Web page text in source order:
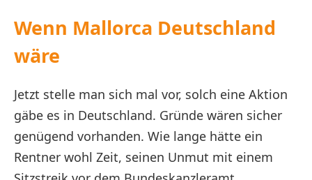
Wenn Mallorca Deutschland
wäre
Jetzt stelle man sich mal vor, solch eine Aktion
gäbe es in Deutschland. Gründe wären sicher
genügend vorhanden. Wie lange hätte ein
Rentner wohl Zeit, seinen Unmut mit einem